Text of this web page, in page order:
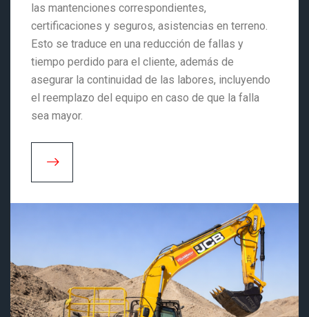
las mantenciones correspondientes,
certificaciones y seguros, asistencias en terreno.
Esto se traduce en una reducción de fallas y
tiempo perdido para el cliente, además de
asegurar la continuidad de las labores, incluyendo
el reemplazo del equipo en caso de que la falla
sea mayor.